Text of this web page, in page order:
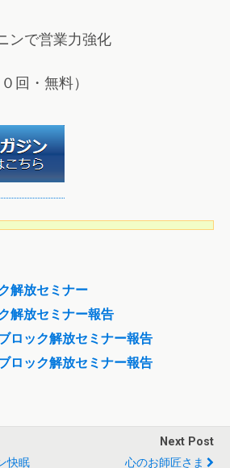
ンで営業力強化
回・無料）
解放セミナー
解放セミナー報告
ロック解放セミナー報告
ロック解放セミナー報告
快眠
Next Post
心のお師匠さま